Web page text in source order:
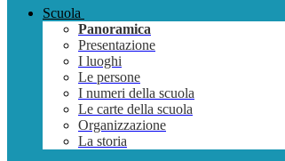
Scuola
Panoramica
Presentazione
I luoghi
Le persone
I numeri della scuola
Le carte della scuola
Organizzazione
La storia